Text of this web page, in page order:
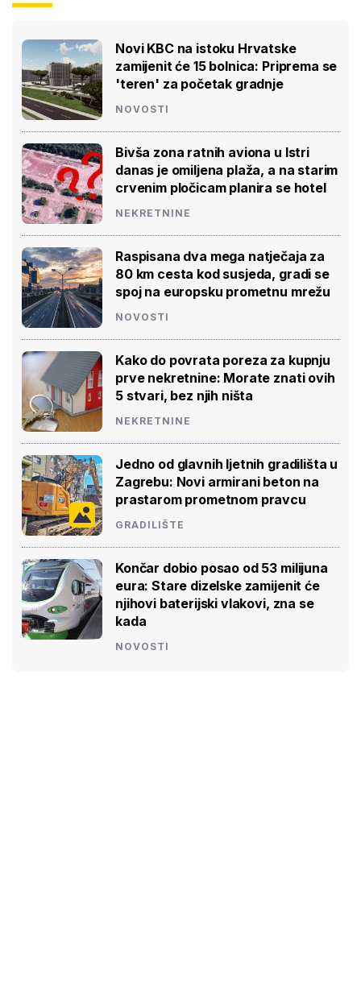
Novi KBC na istoku Hrvatske
zamijenit će 15 bolnica: Priprema se
'teren' za početak gradnje
NOVOSTI
Bivša zona ratnih aviona u Istri
danas je omiljena plaža, a na starim
crvenim pločicam planira se hotel
NEKRETNINE
Raspisana dva mega natječaja za
80 km cesta kod susjeda, gradi se
spoj na europsku prometnu mrežu
NOVOSTI
Kako do povrata poreza za kupnju
prve nekretnine: Morate znati ovih
5 stvari, bez njih ništa
NEKRETNINE
Jedno od glavnih ljetnih gradilišta u
Zagrebu: Novi armirani beton na
prastarom prometnom pravcu
GRADILIŠTE
Končar dobio posao od 53 milijuna
eura: Stare dizelske zamijenit će
njihovi baterijski vlakovi, zna se
kada
NOVOSTI